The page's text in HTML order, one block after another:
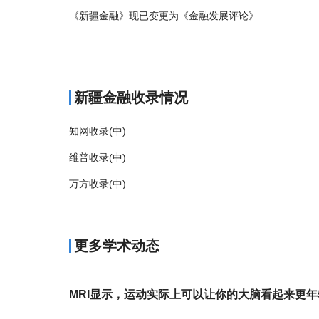
《新疆金融》现已变更为《金融发展评论》
新疆金融收录情况
知网收录(中)
维普收录(中)
万方收录(中)
更多学术动态
MRI显示，运动实际上可以让你的大脑看起来更